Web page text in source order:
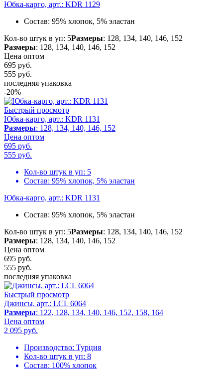
Юбка-карго, арт.: KDR 1129
Состав: 95% хлопок, 5% эластан
Кол-во штук в уп: 5Размеры: 128, 134, 140, 146, 152
Размеры: 128, 134, 140, 146, 152
Цена оптом
695 руб.
555 руб.
последняя упаковка
-20%
Быстрый просмотр
Юбка-карго, арт.: KDR 1131
Размеры: 128, 134, 140, 146, 152
Цена оптом
695 руб.
555 руб.
Кол-во штук в уп: 5
Состав: 95% хлопок, 5% эластан
Юбка-карго, арт.: KDR 1131
Состав: 95% хлопок, 5% эластан
Кол-во штук в уп: 5Размеры: 128, 134, 140, 146, 152
Размеры: 128, 134, 140, 146, 152
Цена оптом
695 руб.
555 руб.
последняя упаковка
Быстрый просмотр
Джинсы, арт.: LCL 6064
Размеры: 122, 128, 134, 140, 146, 152, 158, 164
Цена оптом
2 095 руб.
Производство: Турция
Кол-во штук в уп: 8
Состав: 100% хлопок